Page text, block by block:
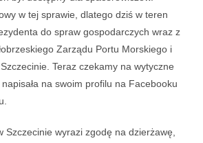
w tej sprawie, dlatego dziś w teren
do spraw gospodarczych wraz z
Zarządu Portu Morskiego i
Teraz czekamy na wytyczne
na swoim profilu na Facebooku
Szczecinie wyrazi zgodę na dzierżawę,